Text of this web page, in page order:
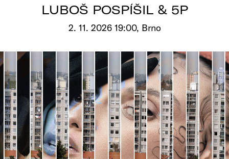
Pro děti
edu
Vše o ČT
LUBOŠ POSPÍŠIL & 5P
2. 11. 2026 19:00, Brno